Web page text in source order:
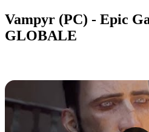
Vampyr (PC) - Epic
GLOBALE